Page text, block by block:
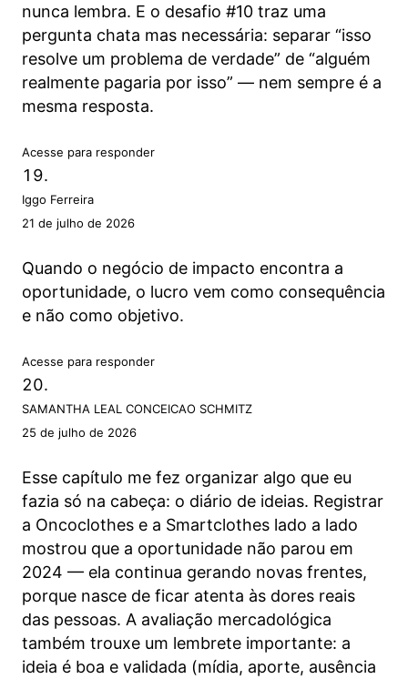
nunca lembra. E o desafio #10 traz uma
pergunta chata mas necessária: separar “isso
resolve um problema de verdade” de “alguém
realmente pagaria por isso” — nem sempre é a
mesma resposta.
Acesse para responder
Iggo Ferreira
21 de julho de 2026
Quando o negócio de impacto encontra a
oportunidade, o lucro vem como consequência
e não como objetivo.
Acesse para responder
SAMANTHA LEAL CONCEICAO SCHMITZ
25 de julho de 2026
Esse capítulo me fez organizar algo que eu
fazia só na cabeça: o diário de ideias. Registrar
a Oncoclothes e a Smartclothes lado a lado
mostrou que a oportunidade não parou em
2024 — ela continua gerando novas frentes,
porque nasce de ficar atenta às dores reais
das pessoas. A avaliação mercadológica
também trouxe um lembrete importante: a
ideia é boa e validada (mídia, aporte, ausência